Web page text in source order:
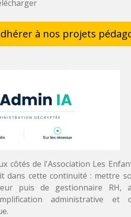
à nos projets
côtés de l'Association Les
dans cette continuité : mettre
puis de gestionnaire RH,
administrative et